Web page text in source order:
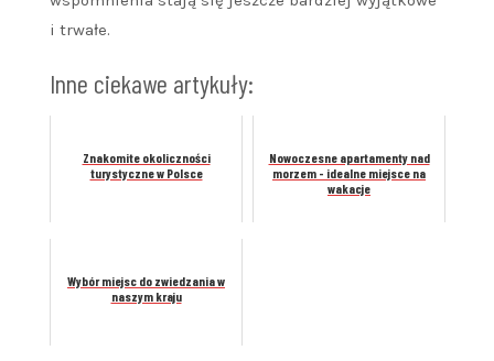
i trwałe.
Inne ciekawe artykuły:
Znakomite okoliczności
turystyczne w Polsce
Nowoczesne apartamenty nad
morzem - idealne miejsce na
wakacje
Wybór miejsc do zwiedzania w
naszym kraju